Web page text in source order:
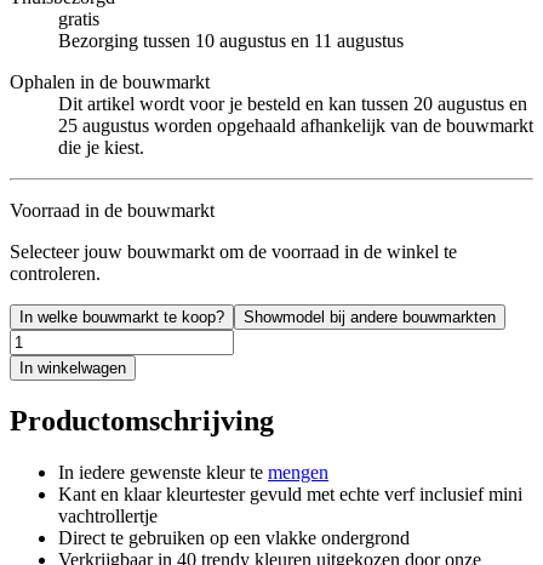
gratis
Bezorging tussen 10 augustus en 11 augustus
Ophalen in de bouwmarkt
Dit artikel wordt voor je besteld en kan tussen 20 augustus en
25 augustus worden opgehaald afhankelijk van de bouwmarkt
die je kiest.
Voorraad in de bouwmarkt
Selecteer jouw bouwmarkt om de voorraad in de winkel te
controleren.
In welke bouwmarkt te koop? Showmodel bij andere bouwmarkten
In winkelwagen
Productomschrijving
In iedere gewenste kleur te mengen
Kant en klaar kleurtester gevuld met echte verf inclusief mini
vachtrollertje
Direct te gebruiken op een vlakke ondergrond
Verkrijgbaar in 40 trendy kleuren uitgekozen door onze